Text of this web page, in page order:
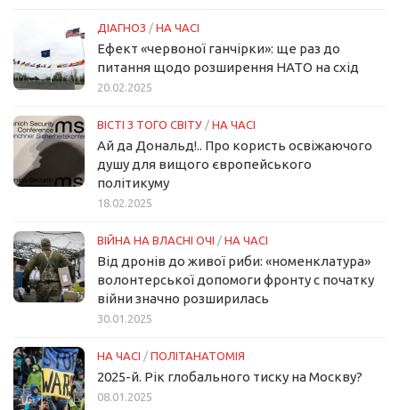
ДІАГНОЗ / НА ЧАСІ
Ефект «червоної ганчірки»: ще раз до
питання щодо розширення НАТО на схід
20.02.2025
ВІСТІ З ТОГО СВІТУ / НА ЧАСІ
Ай да Дональд!.. Про користь освіжаючого
душу для вищого європейського
політикуму
18.02.2025
ВІЙНА НА ВЛАСНІ ОЧІ / НА ЧАСІ
Від дронів до живої риби: «номенклатура»
волонтерської допомоги фронту с початку
війни значно розширилась
30.01.2025
НА ЧАСІ / ПОЛІТАНАТОМІЯ
2025-й. Рік глобального тиску на Москву?
08.01.2025